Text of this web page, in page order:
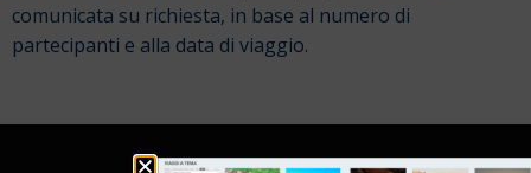
comunicata su richiesta, in base al numero di
partecipanti e alla data di viaggio.